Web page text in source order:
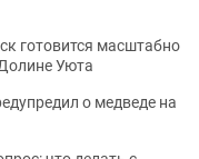
готовится масштабно
Уюта
о медведе на